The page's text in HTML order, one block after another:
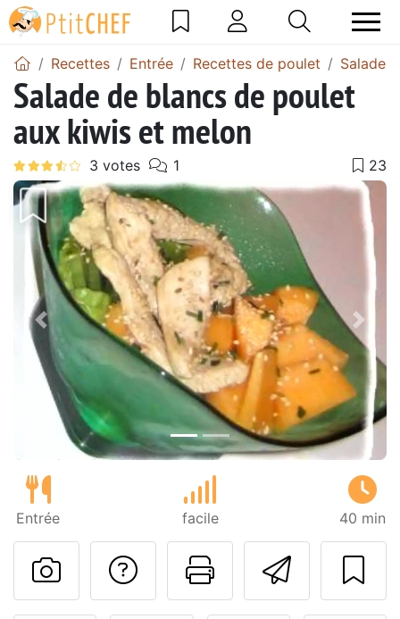
Recettes Entrée Recettes de poulet Salade
Salade de blancs de poulet
aux kiwis et melon
Précédent
Entrée facile 40 min
Imprimer
Poser une